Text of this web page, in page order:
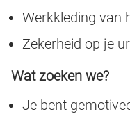
Werkkleding van
Zekerheid op je
Wat zoeken we?
Je bent